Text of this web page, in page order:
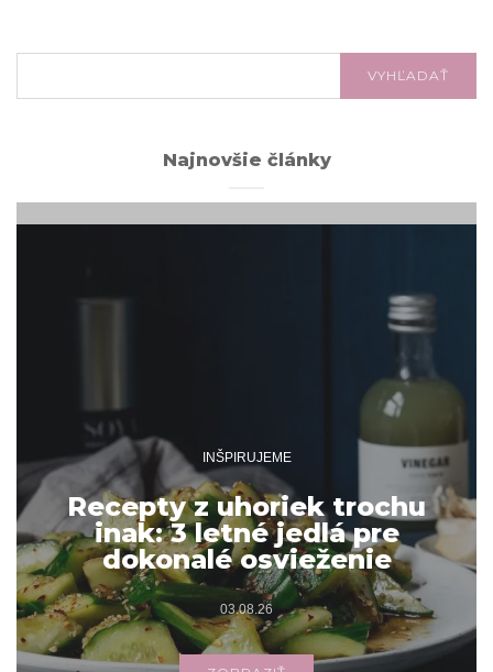
VYHĽADAŤ
Najnovšie články
INŠPIRUJEME
Recepty z uhoriek trochu
inak: 3 letné jedlá pre
dokonalé osvieženie
03.08.26